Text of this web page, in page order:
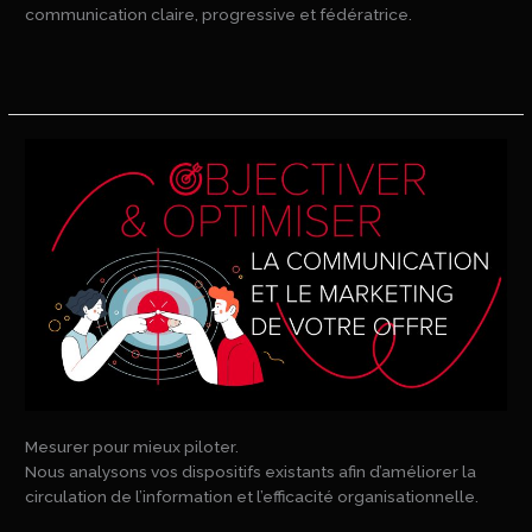
communication claire, progressive et fédératrice.
Mesurer pour mieux piloter.
Nous analysons vos dispositifs existants afin d’améliorer la
circulation de l’information et l’efficacité organisationnelle.